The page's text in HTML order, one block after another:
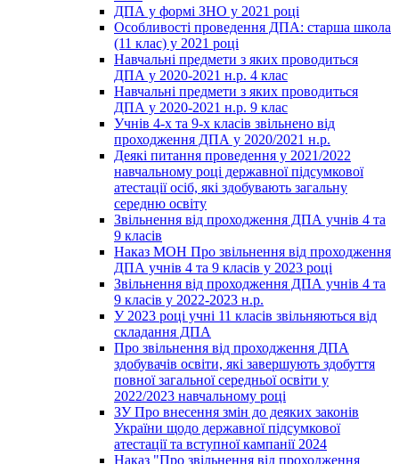
ДПА у формі ЗНО у 2021 році
Особливості проведення ДПА: старша школа
(11 клас) у 2021 році
Навчальні предмети з яких проводиться
ДПА у 2020-2021 н.р. 4 клас
Навчальні предмети з яких проводиться
ДПА у 2020-2021 н.р. 9 клас
Учнів 4-х та 9-х класів звільнено від
проходження ДПА у 2020/2021 н.р.
Деякі питання проведення у 2021/2022
навчальному році державної підсумкової
атестації осіб, які здобувають загальну
середню освіту
Звільнення від проходження ДПА учнів 4 та
9 класів
Наказ МОН Про звільнення від проходження
ДПА учнів 4 та 9 класів у 2023 році
Звільнення від проходження ДПА учнів 4 та
9 класів у 2022-2023 н.р.
У 2023 році учні 11 класів звільняються від
складання ДПА
Про звільнення від проходження ДПА
здобувачів освіти, які завершують здобуття
повної загальної середньої освіти у
2022/2023 навчальному році
ЗУ Про внесення змін до деяких законів
України щодо державної підсумкової
атестації та вступної кампанії 2024
Наказ "Про звільнення від проходження